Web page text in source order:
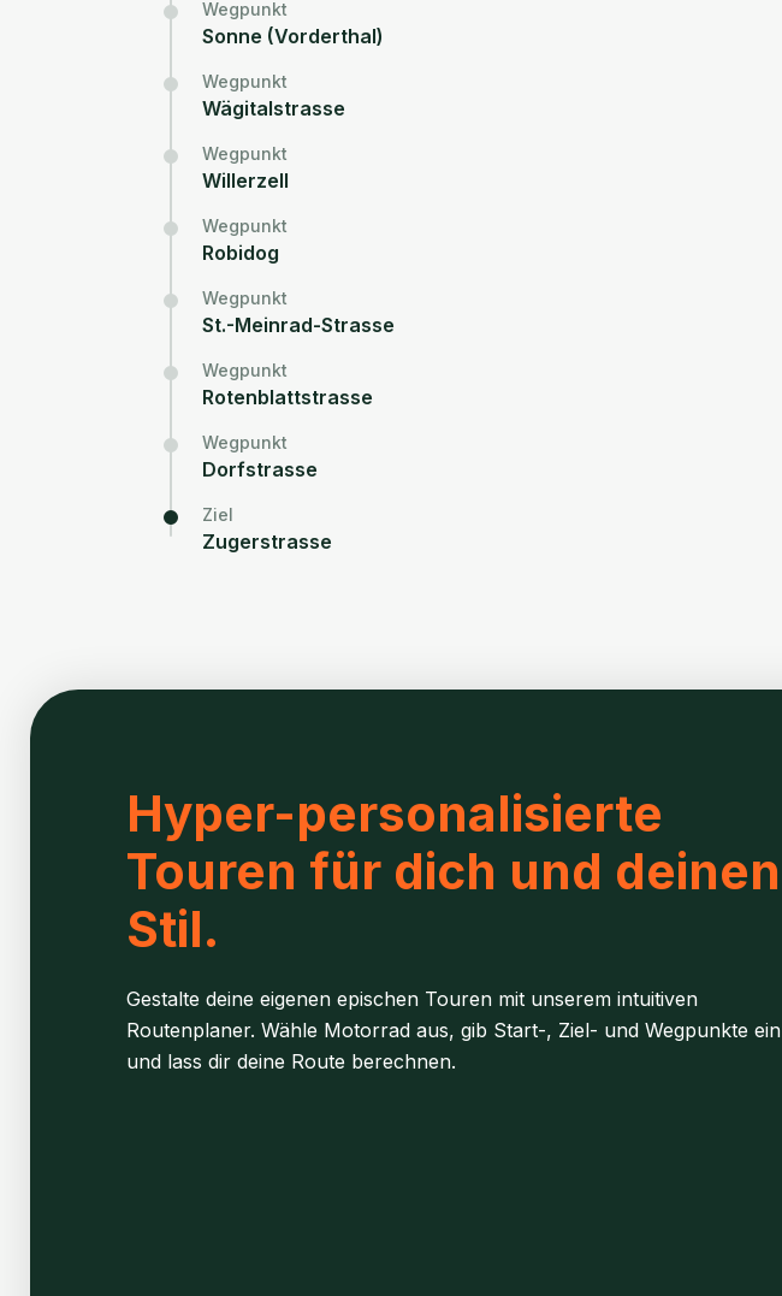
Wegpunkt
Sonne (Vorderthal)
Wegpunkt
Wägitalstrasse
Wegpunkt
Willerzell
Wegpunkt
Robidog
Wegpunkt
St.-Meinrad-Strasse
Wegpunkt
Rotenblattstrasse
Wegpunkt
Dorfstrasse
Ziel
Zugerstrasse
Hyper-personalisierte
Touren für dich und deinen
Stil.
Gestalte deine eigenen epischen Touren mit unserem intuitiven
Routenplaner. Wähle Motorrad aus, gib Start-, Ziel- und Wegpunkte ein
und lass dir deine Route berechnen.